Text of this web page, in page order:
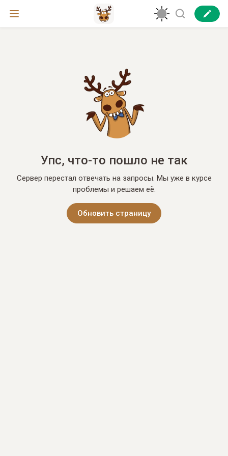
Упс, что-то пошло не так
Сервер перестал отвечать на запросы. Мы уже в курсе
проблемы и решаем её.
Обновить страницу